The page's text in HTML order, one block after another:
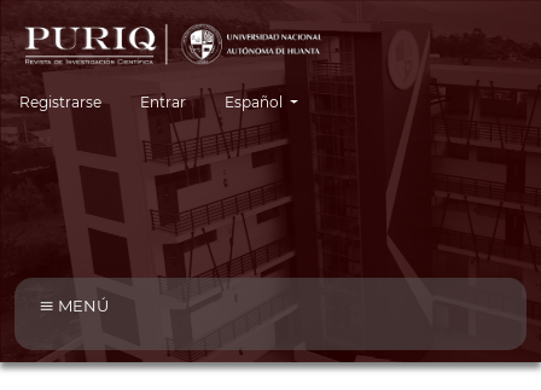
Registrarse Entrar Cambiar el idioma. El idioma actual es:
Español
MENÚ